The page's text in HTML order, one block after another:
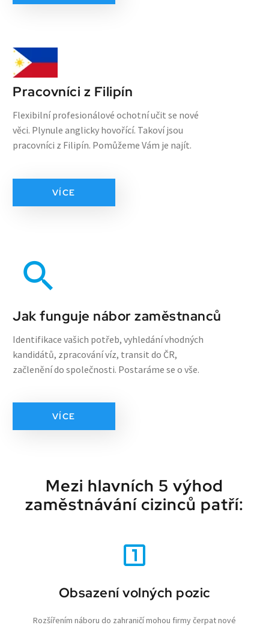
Pracovníci z Filipín
Flexibilní profesionálové ochotní učit se nové
věci. Plynule anglicky hovořící. Takoví jsou
pracovníci z Filipín. Pomůžeme Vám je najít.
VÍCE
Jak funguje nábor zaměstnanců
Identifikace vašich potřeb, vyhledání vhodných
kandidátů, zpracování víz, transit do ČR,
začlenění do společnosti. Postaráme se o vše.
VÍCE
Mezi hlavních 5 výhod
zaměstnávání cizinců patří:
Obsazení volných pozic
Rozšířením náboru do zahraničí mohou firmy čerpat nové